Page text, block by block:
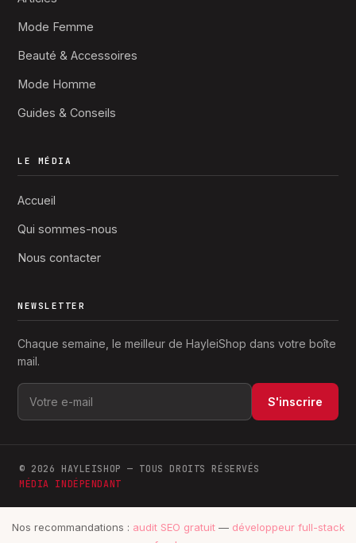
Mode Femme
Beauté & Accessoires
Mode Homme
Guides & Conseils
LE MÉDIA
Accueil
Qui sommes-nous
Nous contacter
NEWSLETTER
Chaque semaine, le meilleur de HayleiShop dans votre boîte
mail.
S'inscrire
© 2026 HAYLEISHOP — TOUS DROITS RÉSERVÉS
MÉDIA INDÉPENDANT
Nos recommandations : audit SEO gratuit— développeur full-stack